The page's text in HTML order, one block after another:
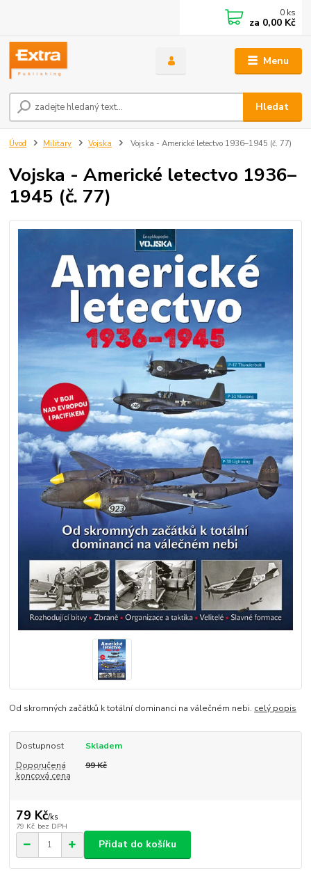
Menu
Hledat
0 ks
za 0,00 Kč
Úvod Military Vojska Vojska - Americké letectvo 1936–1945 (č. 77)
Vojska - Americké letectvo 1936–
1945 (č. 77)
Od skromných začátků k totální dominanci na válečném nebi. celý popis
Dostupnost
Skladem
Doporučená
koncová cena
99 Kč
79 Kč/ks
79 Kč bez DPH
Přidat do košíku